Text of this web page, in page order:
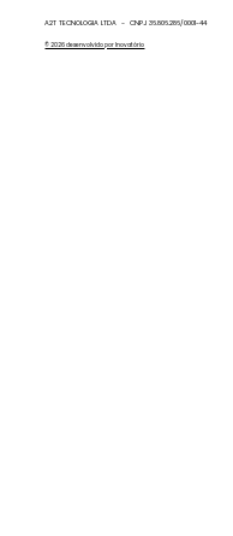
A2T TECNOLOGIA LTDA - CNPJ 36.806.286/0001-44
© 2026 desenvolvido por Inovatório